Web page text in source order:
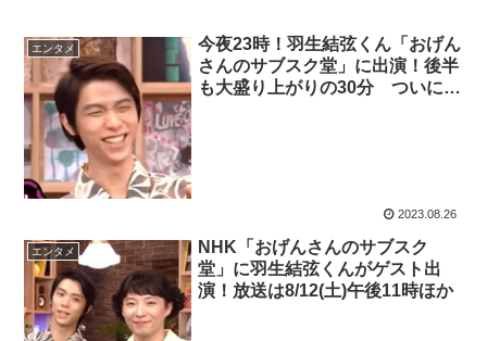
エンタメ
今夜23時！羽生結弦くん「おげん
さんのサブスク堂」に出演！後半
も大盛り上がりの30分 ついにシ
2023.08.26
エンタメ
NHK「おげんさんのサブスク
堂」に羽生結弦くんがゲスト出
演！放送は8/12(土)午後11時ほか